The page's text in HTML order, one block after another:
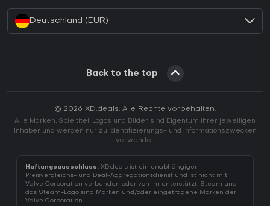
Deutschland (EUR)
Back to the top
© 2026 XD.deals. Alle Rechte vorbehalten.
Alle Marken, Spieltitel, Logos und Bilder sind Eigentum ihrer jeweiligen
Inhaber und werden nur zu Identifizierungs- und Informationszwecken
verwendet.
Haftungsausschluss: XD.deals ist ein unabhängiger
Preisvergleichs- und Deal-Aggregationsdienst und ist nicht mit
Valve Corporation verbunden oder von ihr unterstützt. Steam und
das Steam-Logo sind Marken und/oder eingetragene Marken der
Valve Corporation.